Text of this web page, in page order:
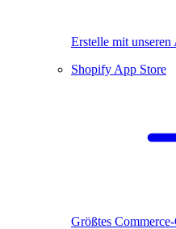
Erstelle mit unseren
Shopify App Store
Größtes